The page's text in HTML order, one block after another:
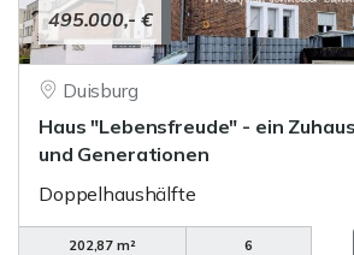
495.000,- €
Duisburg
Haus "Lebensfreude" - ein
und Generationen
Doppelhaushälfte
202,87 m²
6